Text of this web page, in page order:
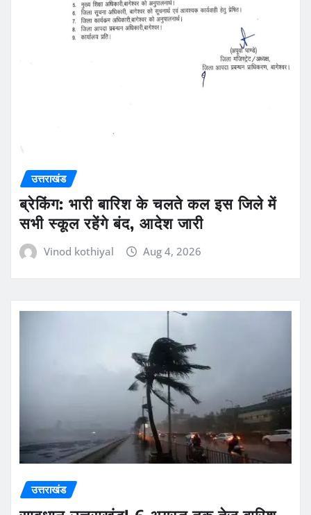
उत्तराखंड
ब्रेकिंग: भारी बारिश के चलते कल इस जिले में
सभी स्कूल रहेंगे बंद, आदेश जारी
Vinod kothiyal Aug 4, 2026
उत्तराखंड